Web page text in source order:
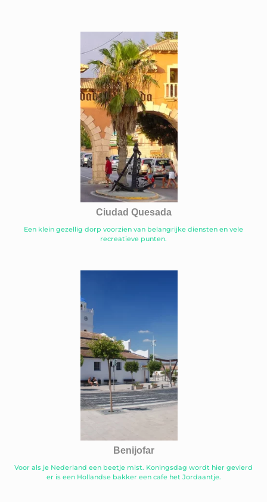
Ciudad Quesada
Een klein gezellig dorp voorzien van belangrijke diensten en vele
recreatieve punten.
Benijofar
Voor als je Nederland een beetje mist. Koningsdag wordt hier gevierd
er is een Hollandse bakker een cafe het Jordaantje.